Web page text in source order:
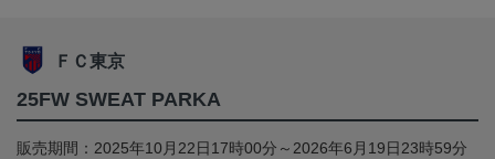
ＦＣ東京
25FW SWEAT PARKA
販売期間：2025年10月22日17時00分～2026年6月19日23時59分